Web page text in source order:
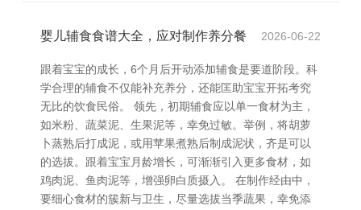
婴儿辅食食谱大全，应对制作养分餐 2026-06-22
跟着宝宝的成长，6个月后开动添加辅食是要道阶段。科
学合理的辅食不仅能补充养分，还能匡助宝宝开拓考究
无比的饮食民俗。 领先，初期辅食应以单一食材为主，
如米粉、蔬菜泥、生果泥等，幸免过敏。举例，将胡萝
卜蒸熟后打成泥，或用苹果煮熟后制成泥状，齐是可以
的选拔。跟着宝宝月龄增长，可渐渐引入更多食材，如
鸡肉泥、鱼肉泥等，增强卵白质摄入。 在制作经由中，
要细心食材的簇新与卫生，尽量选拔当季蔬果，幸免添